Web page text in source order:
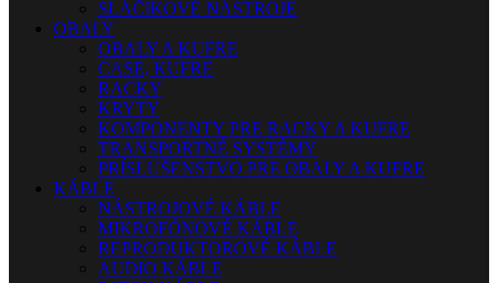
SLÁČIKOVÉ NÁSTROJE
OBALY
OBALY A KUFRE
CASE, KUFRE
RACKY
KRYTY
KOMPONENTY PRE RACKY A KUFRE
TRANSPORTNÉ SYSTÉMY
PRÍSLUŠENSTVO PRE OBALY A KUFRE
KÁBLE
NÁSTROJOVÉ KÁBLE
MIKROFÓNOVÉ KÁBLE
REPRODUKTOROVÉ KÁBLE
AUDIO KÁBLE